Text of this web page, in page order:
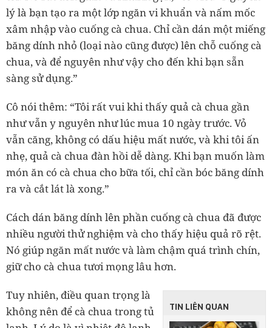
lý là bạn tạo ra một lớp ngăn vi khuẩn và nấm mốc
xâm nhập vào cuống cà chua. Chỉ cần dán một miếng
băng dính nhỏ (loại nào cũng được) lên chỗ cuống cà
chua, và để nguyên như vậy cho đến khi bạn sẵn
sàng sử dụng.”
Cô nói thêm: “Tôi rất vui khi thấy quả cà chua gần
như vẫn y nguyên như lúc mua 10 ngày trước. Vỏ
vẫn căng, không có dấu hiệu mất nước, và khi tôi ấn
nhẹ, quả cà chua đàn hồi dễ dàng. Khi bạn muốn làm
món ăn có cà chua cho bữa tối, chỉ cần bóc băng dính
ra và cắt lát là xong.”
Cách dán băng dính lên phần cuống cà chua đã được
nhiều người thử nghiệm và cho thấy hiệu quả rõ rệt.
Nó giúp ngăn mất nước và làm chậm quá trình chín,
giữ cho cà chua tươi mọng lâu hơn.
TIN LIÊN QUAN
Tuy nhiên, điều quan trọng là
không nên để cà chua trong tủ